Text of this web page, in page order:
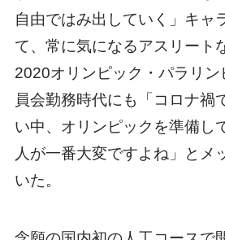
を多くの人に知らしめたい、
い羽根田にとってはもう一度
衆の前で自身最高のパフォー
とがほかならぬ願いだ。そし
輪挑戦になるかもしれない。
「Pen＆Sports」の
と待っている。